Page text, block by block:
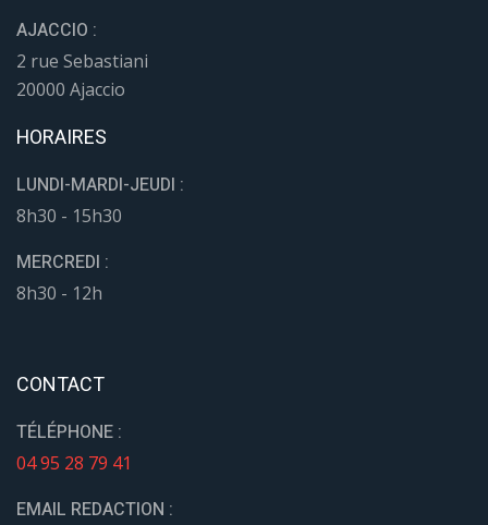
AJACCIO :
2 rue Sebastiani
20000 Ajaccio
HORAIRES
LUNDI-MARDI-JEUDI :
8h30 - 15h30
MERCREDI :
8h30 - 12h
CONTACT
TÉLÉPHONE :
04 95 28 79 41
EMAIL REDACTION :